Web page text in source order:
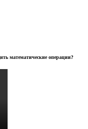
математические операции?